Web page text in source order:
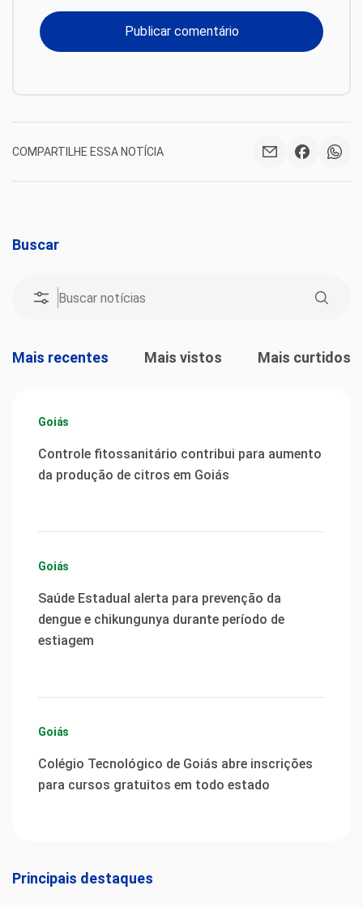
COMPARTILHE ESSA NOTÍCIA
Buscar
Mais recentes Mais vistos Mais curtidos
Goiás
Controle fitossanitário contribui para aumento
da produção de citros em Goiás
Goiás
Saúde Estadual alerta para prevenção da
dengue e chikungunya durante período de
estiagem
Goiás
Colégio Tecnológico de Goiás abre inscrições
para cursos gratuitos em todo estado
Principais destaques